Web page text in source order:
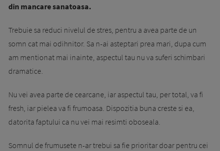
din mancare sanatoasa.
Trebuie sa reduci nivelul de stres, pentru a avea parte de un
somn cat mai odihnitor. Sa n-ai asteptari prea mari, dupa cum
am mentionat mai inainte, aspectul tau nu va suferi schimbari
dramatice.
Nu vei avea parte de cearcane, iar aspectul tau, per total, va fi
fresh, iar pielea va fi frumoasa. Dispozitia buna creste si ea,
datorita faptului ca nu vei mai resimti oboseala.
Somnul de frumusete n-ar trebui sa fie prioritar doar pentru cei